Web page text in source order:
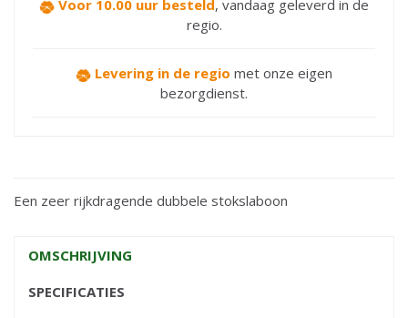
Voor 10.00 uur besteld, vandaag geleverd in de
regio.
Levering in de regio met onze eigen
bezorgdienst.
Een zeer rijkdragende dubbele stokslaboon
OMSCHRIJVING
SPECIFICATIES